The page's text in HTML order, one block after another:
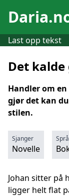
Last opp tekst
Det
Handler om
gjør det kan
stilen.
Sjanger
Novelle
Johan sitter på
ligger helt flat